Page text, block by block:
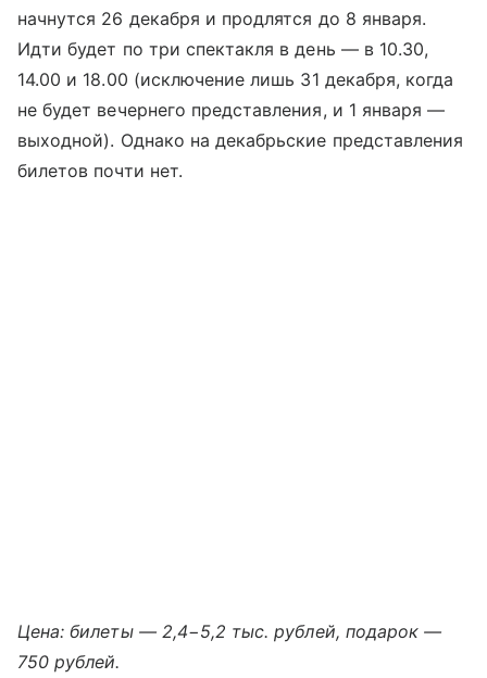
начнутся 26 декабря и продлятся до 8 января.
Идти будет по три спектакля в день — в 10.30,
14.00 и 18.00 (исключение лишь 31 декабря, когда
не будет вечернего представления, и 1 января —
выходной). Однако на декабрьские представления
билетов почти нет.
Цена: билеты — 2,4−5,2 тыс. рублей, подарок —
750 рублей.